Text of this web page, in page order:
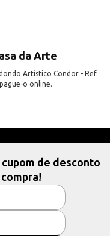
da Arte
Artístico Condor - Ref.
o online.
de desconto